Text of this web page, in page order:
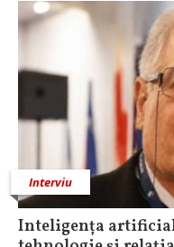
Interviu
Inteligența